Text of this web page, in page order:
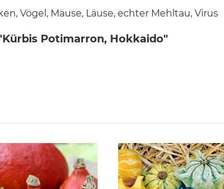
Vögel, Mäuse, Läuse, echter Mehltau, Virus
Potimarron, Hokkaido"